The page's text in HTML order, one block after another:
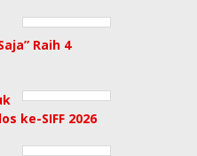
Raih 4
ke-SIFF 2026